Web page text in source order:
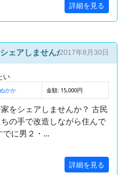
詳細を見る
ェアしませんか？2017年8月30日
い
ぬかか 金額: 15,000円
をシェアしませんか？ 古民
の手で改造しながら住んで
でに男２・...
詳細を見る